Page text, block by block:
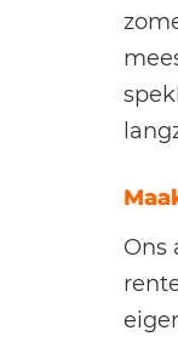
Ons